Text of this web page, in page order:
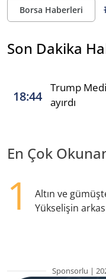
Borsa Haberleri
Son Dakika
18:44
Trump
ayırdı
En Çok
1
Altın ve
Yükselişin
Sponsorlu |